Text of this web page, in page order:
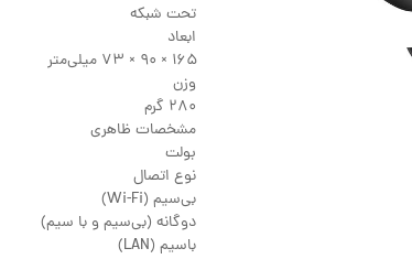
تحت شبکه
ابعاد
۱۶۵ × ۹۰ × ۷۳ میلی‌متر
وزن
۲۸۰ گرم
مشخصات ظاهری
بولت
نوع اتصال
بی‌سیم (Wi-Fi)
دوگانه (بی‌سیم و با سیم)
باسیم (LAN)